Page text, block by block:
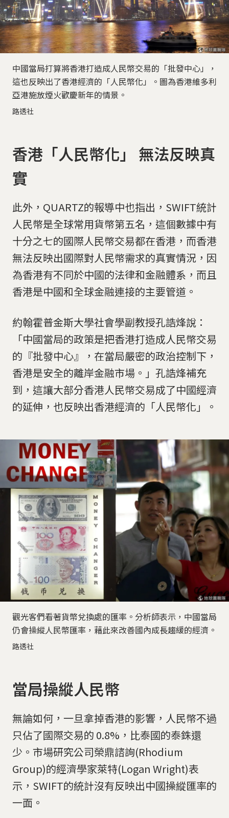
中國當局打算將香港打造成人民幣交易的「批發中心」，
這也反映出了香港經濟的「人民幣化」。圖為香港維多利
亞港施放煙火歡慶新年的情景。
路透社
香港「人民幣化」 無法反映真
實
此外，QUARTZ的報導中也指出，SWIFT統計
人民幣是全球常用貨幣第五名，這個數據中有
十分之七的國際人民幣交易都在香港，而香港
無法反映出國際對人民幣需求的真實情況，因
為香港有不同於中國的法律和金融體系，而且
香港是中國和全球金融連接的主要管道。
約翰霍普金斯大學社會學副教授孔誥烽說：
「中國當局的政策是把香港打造成人民幣交易
的『批發中心』，在當局嚴密的政治控制下，
香港是安全的離岸金融市場。」孔誥烽補充
到，這讓大部分香港人民幣交易成了中國經濟
的延伸，也反映出香港經濟的「人民幣化」。
觀光客們看著貨幣兌換處的匯率。分析師表示，中國當局
仍會操縱人民幣匯率，藉此來改善國內成長趨緩的經濟。
路透社
當局操縱人民幣
無論如何，一旦拿掉香港的影響，人民幣不過
只佔了國際交易的 0.8%，比泰國的泰銖還
少。市場研究公司榮鼎諮詢(Rhodium
Group)的經濟學家萊特(Logan Wright)表
示，SWIFT的統計沒有反映出中國操縱匯率的
一面。